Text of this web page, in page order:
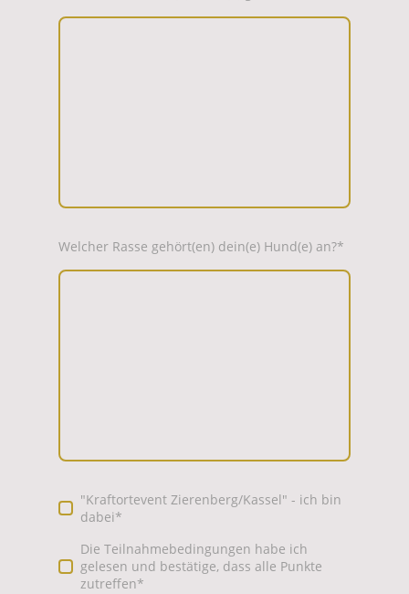
Welcher Rasse gehört(en) dein(e) Hund(e) an?*
"Kraftortevent Zierenberg/Kassel" - ich bin
dabei*
Die Teilnahmebedingungen habe ich
gelesen und bestätige, dass alle Punkte
zutreffen*